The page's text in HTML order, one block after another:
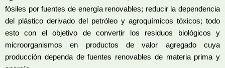
fósiles por fuentes de energía renovables; reducir la dependencia
del plástico derivado del petróleo y agroquímicos tóxicos; todo
esto con el objetivo de convertir los residuos biológicos y
microorganismos en productos de valor agregado cuya
producción dependa de fuentes renovables de materia prima y